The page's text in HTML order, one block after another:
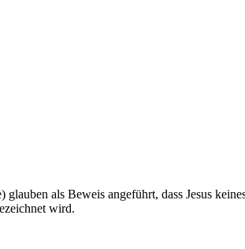
als Beweis angeführt, dass Jesus
wird.